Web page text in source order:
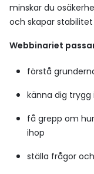
minskar du
och skapar
Webbinariet
förstå
känna dig trygg
få grepp om
ihop
ställa frågor